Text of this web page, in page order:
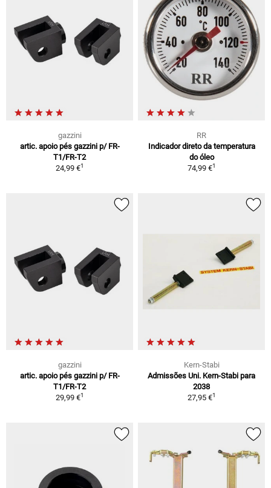
gazzini
artic. apoio pés gazzini p/ FR-
T1/FR-T2
24,99 €1
RR
Indicador direto da temperatura
do óleo
74,99 €1
gazzini
artic. apoio pés gazzini p/ FR-
T1/FR-T2
29,99 €1
Kern-Stabi
Admissões Uni. Kern-Stabi para
2038
27,95 €1